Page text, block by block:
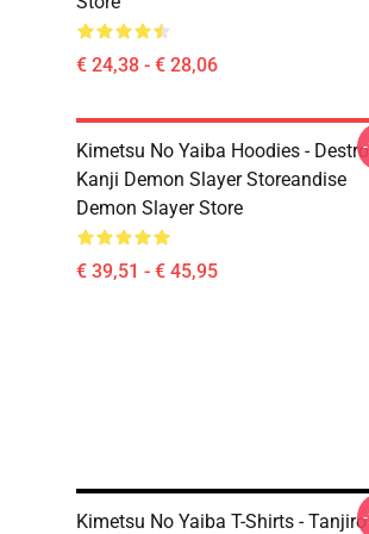
€ 24,38 - € 28,06
Kimetsu No Yaiba Hoodies -
Kanji Demon Slayer Storeandise
Demon Slayer Store
€ 39,51 - € 45,95
Kimetsu No Yaiba T-Shirts -